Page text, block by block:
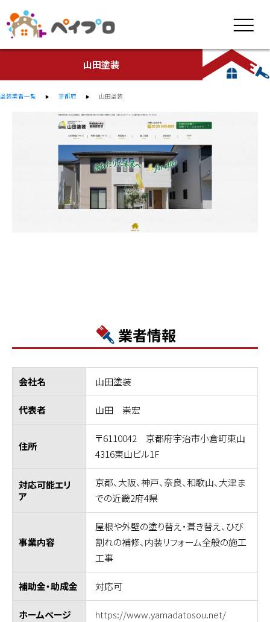
山田塗装
塗装業者一覧 京都府 山田塗装
業者情報
会社名 山田塗装
代表者 山田 崇宏
住所
〒6110042 京都府宇治市小倉町東山
4316東山ビル1F
対応可能エリ
ア
京都、大阪、神戸、奈良、和歌山、大津ま
での近畿2府4県
事業内容
屋根や外壁の塗り替え・葺き替え、ひび
割れの補修、内装リフォーム全般の施工
工事
補助金・助成金 対応可
ホームページ https://www.yamadatosou.net/